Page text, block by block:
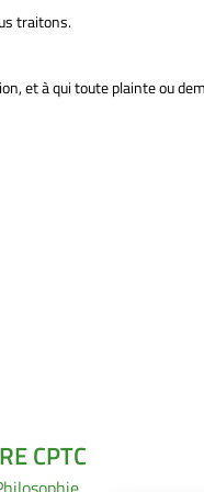
traitons.
et à qui toute plainte ou
CPTC